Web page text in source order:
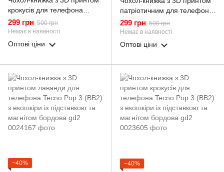
крокусів для телефона
Tecno Pop 3 (BB2) з екошкіри
із підставкою та магнітом
бордова gd2
299 грн 500 грн
Немає в наявності
Оптові ціни
патріотичним для телефона
Tecno Pop 3 (BB2) з екошкіри
із підставкою та магнітом
бордова gd2
299 грн 500 грн
Немає в наявності
Оптові ціни
−40%
−40%